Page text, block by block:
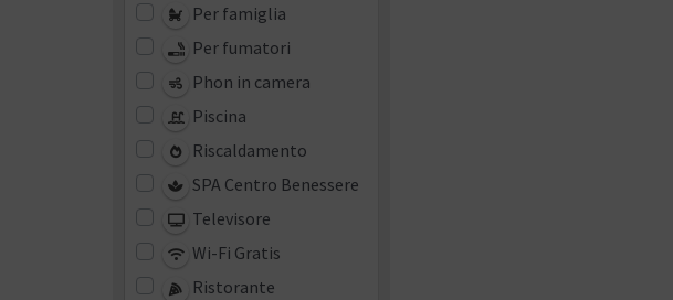
Per famiglia
Per fumatori
Phon in camera
Piscina
Riscaldamento
SPA Centro Benessere
Televisore
Wi-Fi Gratis
Ristorante